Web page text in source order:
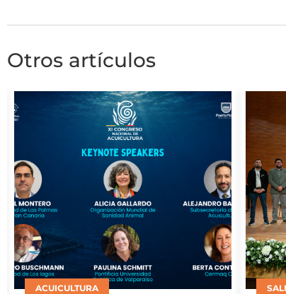
Otros artículos
SALMONICULTURA